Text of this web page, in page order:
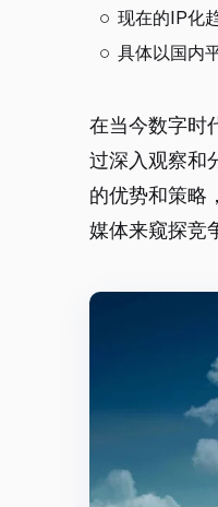
现在的IP化
具体以国内
在当今数字时
过深入观察和
的优势和策略
媒体来窥探竞